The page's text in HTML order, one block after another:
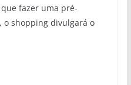
fazer uma pré-
o shopping divulgará o